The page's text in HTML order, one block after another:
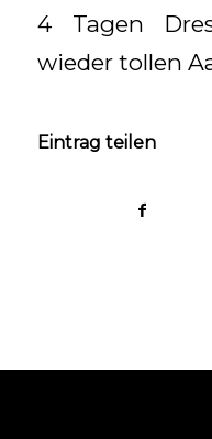
4 Tagen
wieder tollen
Eintrag teilen